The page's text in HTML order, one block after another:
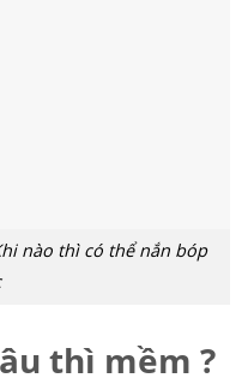
nào thì có thể nắn bóp
thì mềm ?